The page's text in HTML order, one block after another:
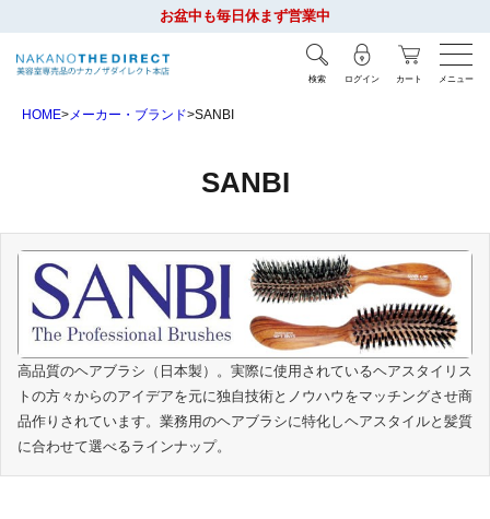
お盆中も毎日休まず営業中
検索 ログイン カート メニュー
HOME メーカー・ブランド SANBI
SANBI
高品質のヘアブラシ（日本製）。実際に使用されているヘアスタイリス
トの方々からのアイデアを元に独自技術とノウハウをマッチングさせ商
品作りされています。業務用のヘアブラシに特化しヘアスタイルと髪質
に合わせて選べるラインナップ。